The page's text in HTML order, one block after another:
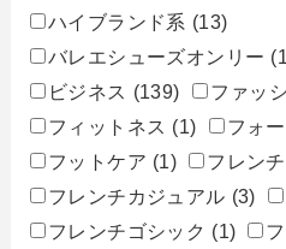
ハイブランド系 (13)
バレエシューズオンリー
ビジネス (139) ファッ
フィットネス (1) フォ
フットケア (1) フレンチ
フレンチカジュアル (3)
フレンチゴシック (1)